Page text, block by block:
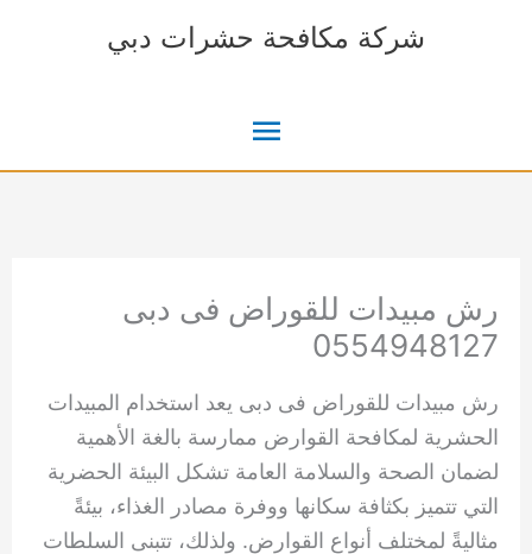
شركة مكافحة حشرات دبي
القائمة
رش مبيدات للقوراض فى دبى
0554948127
رش مبيدات للقوراض فى دبى يعد استخدام المبيدات
الحشرية لمكافحة القوارض ممارسة بالغة الأهمية
لضمان الصحة والسلامة العامة تشكل البيئة الحضرية
التي تتميز بكثافة سكانها ووفرة مصادر الغذاء، بيئةً
مثاليةً لمختلف أنواع القوارض. ولذلك، تتبنى السلطات